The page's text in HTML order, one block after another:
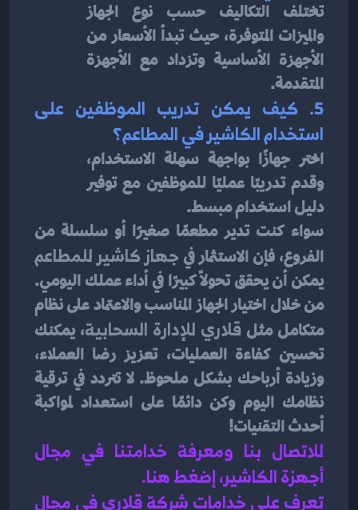
تختلف التكاليف حسب نوع الجهاز
المتقدمة.
استخدام الكاشير في المطاعم؟
وقدم تدريبًا عمليًا للموظفين مع توفير
دليل استخدام مبسط.
الفروع، فإن الاستثمار في جهاز كاشير للمطاعم
متكامل مثل قلاري للإدارة السحابية
أحدث التقنيات!
أجهزة الكاشير، إضغط هنا.